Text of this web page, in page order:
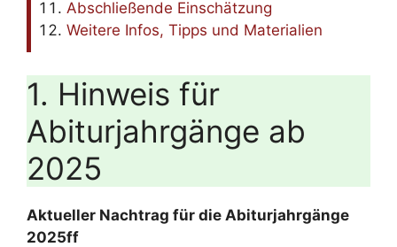
Abschließende Einschätzung
Weitere Infos, Tipps und Materialien
1. Hinweis für
Abiturjahrgänge ab
2025
Aktueller Nachtrag für die Abiturjahrgänge
2025ff